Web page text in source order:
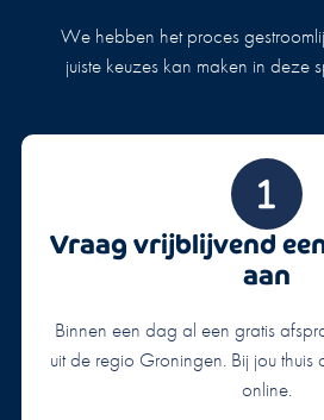
We hebben het proces
juiste keuzes kan maken in deze
Vraag vrijblijvend
aan
Binnen een dag al een gratis
uit de regio Groningen. Bij jou
online.